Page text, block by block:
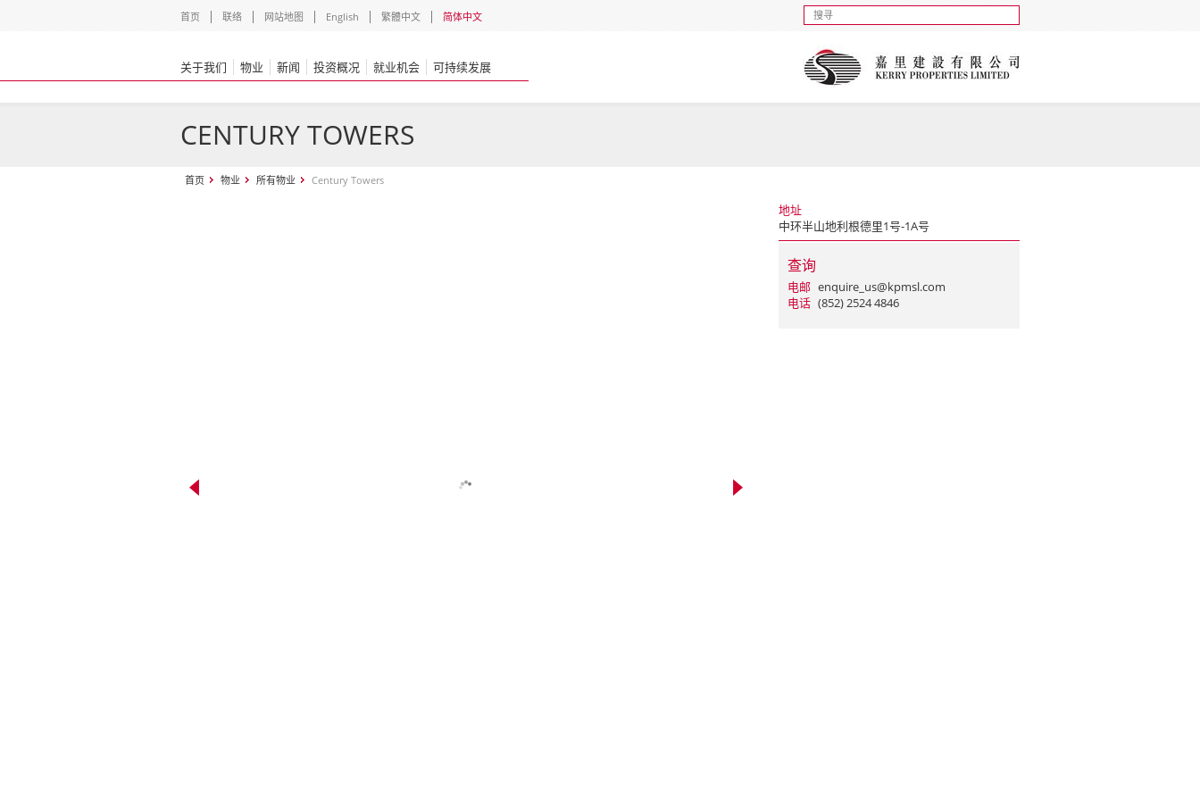
首页 联络 网站地图 English 繁體中文 简体中文
关于我们 物业 新闻 投资概况 就业机会 可持续发展
CENTURY TOWERS
首页 物业 所有物业 Century Towers
地址
中环半山地利根德里1号-1A号
查询
电邮 enquire_us@kpmsl.com
电话 (852) 2524 4846